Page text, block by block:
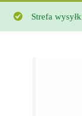
Strefa